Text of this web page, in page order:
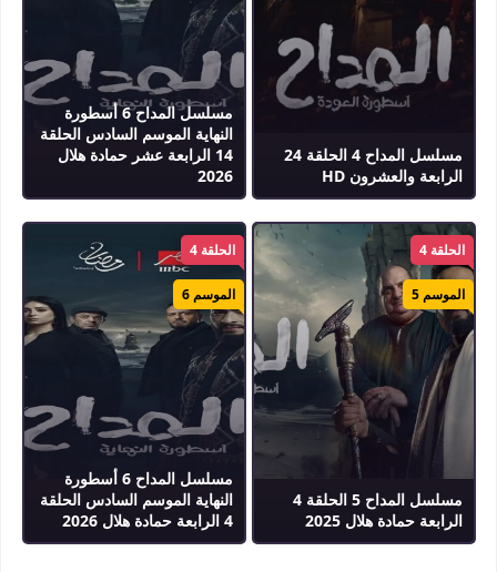
مسلسل المداح 4 الحلقة 24
الرابعة والعشرون HD
مسلسل المداح 6 أسطورة
النهاية الموسم السادس الحلقة
14 الرابعة عشر حمادة هلال
2026
مسلسل المداح 5 الحلقة 4
الرابعة حمادة هلال 2025
الحلقة 4
الموسم 5
مسلسل المداح 6 أسطورة
النهاية الموسم السادس الحلقة
4 الرابعة حمادة هلال 2026
الحلقة 4
الموسم 6